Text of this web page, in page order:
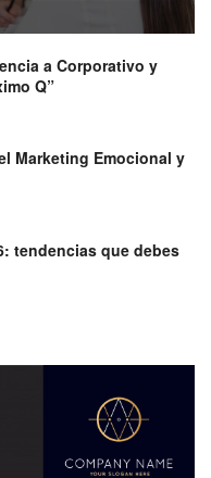
a Corporativo y
Q”
Marketing Emocional y
tendencias que debes